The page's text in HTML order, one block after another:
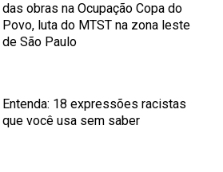
das obras na Ocupação Copa do
Povo, luta do MTST na zona leste
de São Paulo
Entenda: 18 expressões racistas
que você usa sem saber